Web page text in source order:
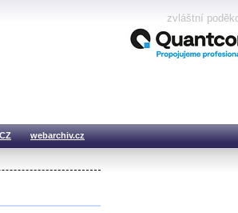
zvláštní
webarchiv.cz